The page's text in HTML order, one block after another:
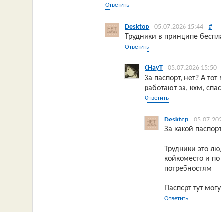
Ответить
Desktop 05.07.2026 15:44 #
Трудники в принципе
Ответить
CHayT 05.07.2026 15:50
За паспорт, нет? А
работают за, кхм,
Ответить
Desktop
За какой
Трудники это
койкоместо и
потребностям
Паспорт тут
Ответить